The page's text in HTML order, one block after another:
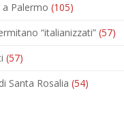
Palermo (105)
“italianizzati” (57)
(57)
Santa Rosalia (54)